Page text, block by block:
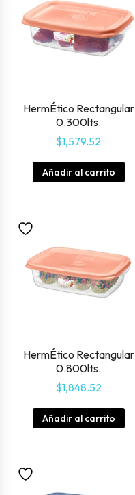
HermÉtico Rectangular
0.300lts.
$1,579.52
Añadir al carrito
HermÉtico Rectangular
0.800lts.
$1,848.52
Añadir al carrito